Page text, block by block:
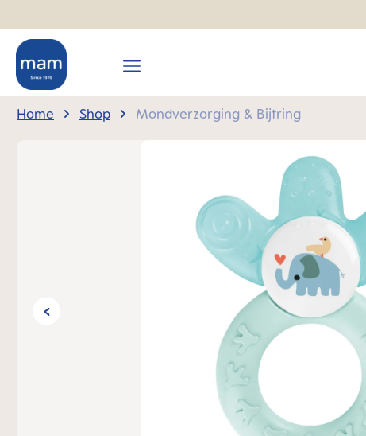
Home Shop Mondverzorging & Bijtring